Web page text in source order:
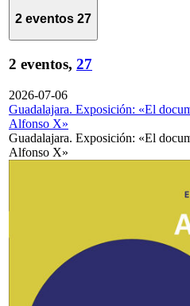
2 eventos 27
2 eventos, 27
2026-07-06
Guadalajara. Exposición: «El
Alfonso X»
Guadalajara. Exposición: «El
Alfonso X»